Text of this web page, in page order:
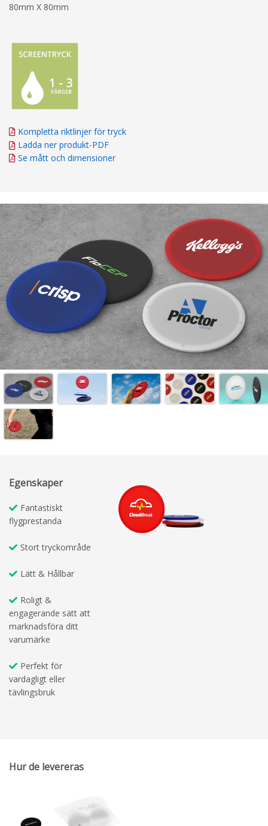
80mm X 80mm
Kompletta riktlinjer för tryck
Ladda ner produkt-PDF
Se mått och dimensioner
Egenskaper
Fantastiskt
flygprestanda
Stort tryckområde
Lätt & Hållbar
Roligt &
engagerande sätt att
marknadsföra ditt
varumärke
Perfekt för
vardagligt eller
tävlingsbruk
Hur de levereras